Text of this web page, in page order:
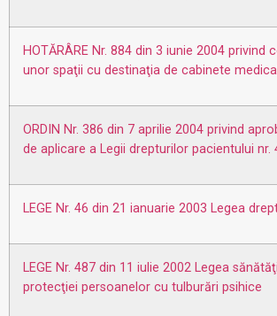
HOTĂRÂRE Nr. 884 din 3 iunie 2004 privind
unor spaţii cu destinaţia de cabinete
ORDIN Nr. 386 din 7 aprilie 2004 privind
de aplicare a Legii drepturilor pacientului nr.
LEGE Nr. 46 din 21 ianuarie 2003 Legea
LEGE Nr. 487 din 11 iulie 2002 Legea
protecţiei persoanelor cu tulburări psihice